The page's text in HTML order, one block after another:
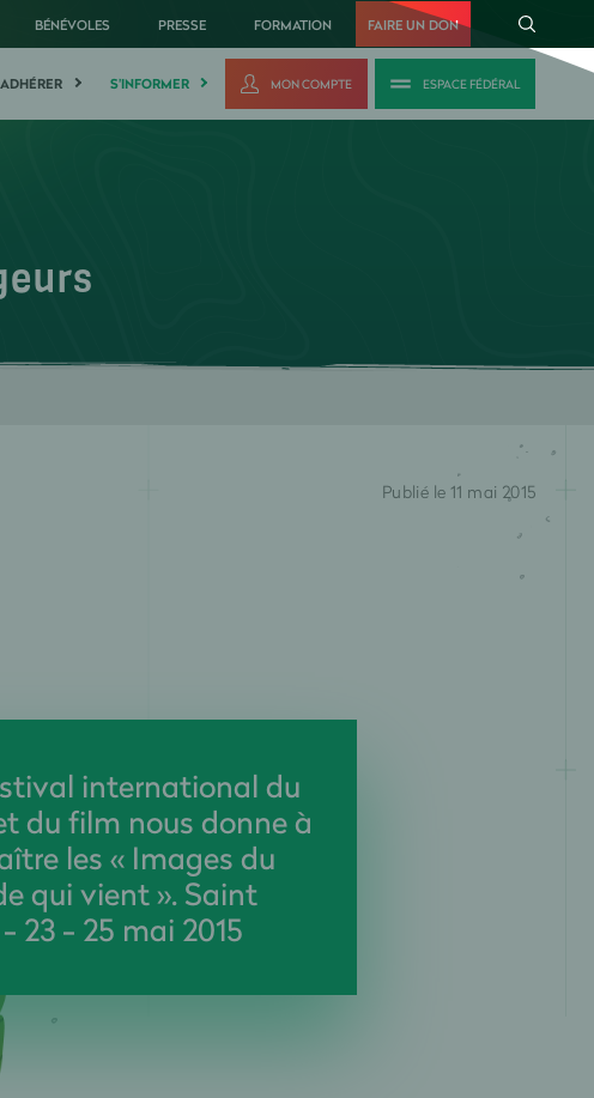
BÉNÉVOLES PRESSE FORMATION FAIRE UN DON
ADHÉRER S'INFORMER MON COMPTE ESPACE FÉDÉRAL
international du
du film nous donne à
les « Images du
qui vient ». Saint
23 - 25 mai 2015
Publié le 11 mai 2015